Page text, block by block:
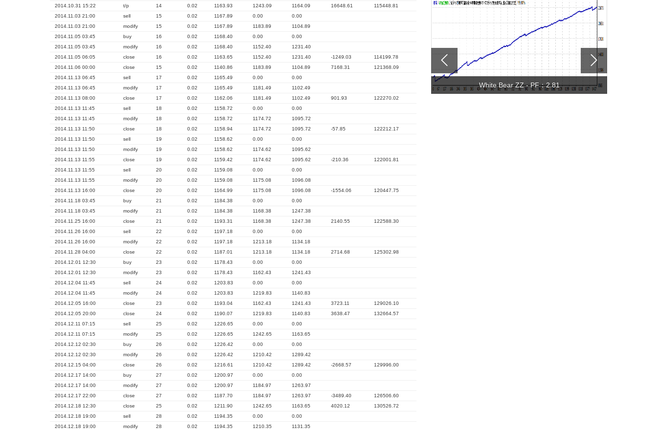
2014.10.31 15:22
t/p 14 0.02 1163.93 1243.09 1164.09 16648.61
115448.81
2014.11.03 21:00
sell 15 0.02 1167.89 0.00
0.00
2014.11.03 21:00
modify 15 0.02 1167.89 1183.89
1104.89
2014.11.05 03:45
buy 16 0.02 1168.40 0.00
0.00
2014.11.05 03:45
modify 16 0.02 1168.40 1152.40
1231.40
2014.11.05 06:05
close 16 0.02 1163.65 1152.40 1231.40 -1249.03
114199.78
2014.11.06 00:00
close 15 0.02 1140.86 1183.89 1104.89 7168.31
121368.09
2014.11.13 06:45
sell 17 0.02 1165.49 0.00
0.00
2014.11.13 06:45
modify 17 0.02 1165.49 1181.49
1102.49
2014.11.13 08:00
close 17 0.02 1162.06 1181.49 1102.49 901.93
122270.02
2014.11.13 11:45
sell 18 0.02 1158.72 0.00
0.00
2014.11.13 11:45
modify 18 0.02 1158.72 1174.72
1095.72
2014.11.13 11:50
close 18 0.02 1158.94 1174.72 1095.72 -57.85
122212.17
2014.11.13 11:50
sell 19 0.02 1158.62 0.00
0.00
2014.11.13 11:50
modify 19 0.02 1158.62 1174.62
1095.62
2014.11.13 11:55
close 19 0.02 1159.42 1174.62 1095.62 -210.36
122001.81
2014.11.13 11:55
sell 20 0.02 1159.08 0.00
0.00
2014.11.13 11:55
modify 20 0.02 1159.08 1175.08
1096.08
2014.11.13 16:00
close 20 0.02 1164.99 1175.08 1096.08 -1554.06
120447.75
2014.11.18 03:45
buy 21 0.02 1184.38 0.00
0.00
2014.11.18 03:45
modify 21 0.02 1184.38 1168.38
1247.38
2014.11.25 16:00
close 21 0.02 1193.31 1168.38 1247.38 2140.55
122588.30
2014.11.26 16:00
sell 22 0.02 1197.18 0.00
0.00
2014.11.26 16:00
modify 22 0.02 1197.18 1213.18
1134.18
2014.11.28 04:00
close 22 0.02 1187.01 1213.18 1134.18 2714.68
125302.98
2014.12.01 12:30
buy 23 0.02 1178.43 0.00
0.00
2014.12.01 12:30
modify 23 0.02 1178.43 1162.43
1241.43
2014.12.04 11:45
sell 24 0.02 1203.83 0.00
0.00
2014.12.04 11:45
modify 24 0.02 1203.83 1219.83
1140.83
2014.12.05 16:00
close 23 0.02 1193.04 1162.43 1241.43 3723.11
129026.10
2014.12.05 20:00
close 24 0.02 1190.07 1219.83 1140.83 3638.47
132664.57
2014.12.11 07:15
sell 25 0.02 1226.65 0.00
0.00
2014.12.11 07:15
modify 25 0.02 1226.65 1242.65
1163.65
2014.12.12 02:30
buy 26 0.02 1226.42 0.00
0.00
2014.12.12 02:30
modify 26 0.02 1226.42 1210.42
1289.42
2014.12.15 04:00
close 26 0.02 1216.61 1210.42 1289.42 -2668.57
129996.00
2014.12.17 14:00
buy 27 0.02 1200.97 0.00
0.00
2014.12.17 14:00
modify 27 0.02 1200.97 1184.97
1263.97
2014.12.17 22:00
close 27 0.02 1187.70 1184.97 1263.97 -3489.40
126506.60
2014.12.18 12:30
close 25 0.02 1211.90 1242.65 1163.65 4020.12
130526.72
2014.12.18 19:00
sell 28 0.02 1194.35 0.00
0.00
2014.12.18 19:00
modify 28 0.02 1194.35 1210.35
1131.35
White Bear ZZ - PF：2.81